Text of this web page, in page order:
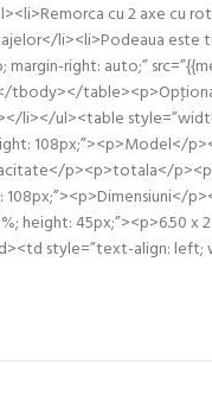
cu 2 axe cu
li><li>Podeaua este
right: auto;”
li></ul><table
108px;”><p>Model</
p><p>totala</
45px;”><p>6.50
style=”text-align: left;